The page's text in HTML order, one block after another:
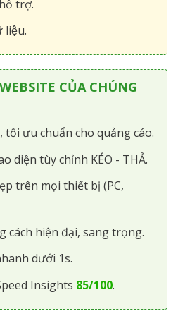
trợ.
liệu.
CỦA CHÚNG
tối ưu chuẩn cho quảng cáo.
diện tùy chỉnh KÉO - THẢ.
trên mọi thiết bị (PC,
cách hiện đại, sang trọng.
dưới 1s.
Insights 85/100.